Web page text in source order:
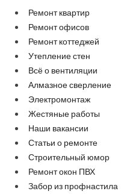
Ремонт квартир
Ремонт офисов
Ремонт коттеджей
Утепление стен
Всё о вентиляции
Алмазное сверление
Электромонтаж
Жестяные работы
Наши вакансии
Статьи о ремонте
Строительный юмор
Ремонт окон ПВХ
Забор из профнастила